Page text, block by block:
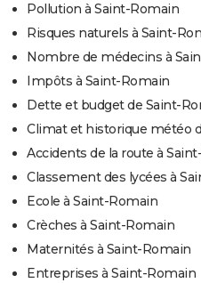
Pollution à Saint-Romain
Risques naturels à Saint-
Nombre de médecins à
Impôts à Saint-Romain
Dette et budget de Saint-
Climat et historique météo
Accidents de la route à
Classement des lycées à
Ecole à Saint-Romain
Crèches à Saint-Romain
Maternités à Saint-Romain
Entreprises à Saint-Romain